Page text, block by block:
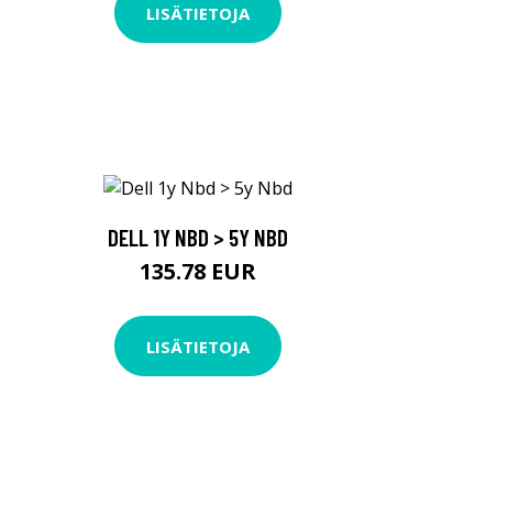
LISÄTIETOJA
DELL 1Y NBD > 5Y NBD
135.78 EUR
LISÄTIETOJA